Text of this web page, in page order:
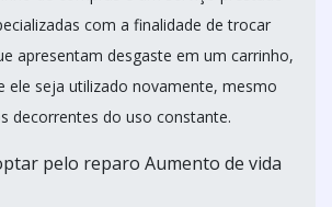
com a finalidade de trocar
apresentam desgaste em um carrinho,
ele seja utilizado novamente, mesmo
decorrentes do uso constante.
pelo reparo Aumento de vida